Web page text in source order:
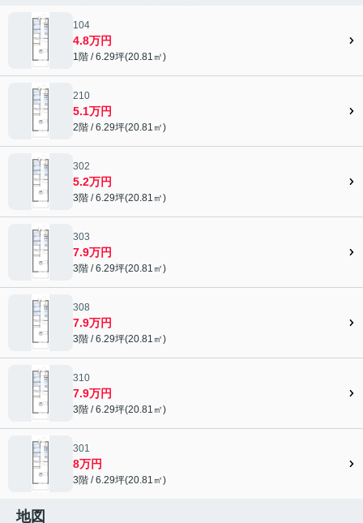
104
4.8万円
1階 / 6.29坪(20.81㎡)
210
5.1万円
2階 / 6.29坪(20.81㎡)
302
5.2万円
3階 / 6.29坪(20.81㎡)
303
7.9万円
3階 / 6.29坪(20.81㎡)
308
7.9万円
3階 / 6.29坪(20.81㎡)
310
7.9万円
3階 / 6.29坪(20.81㎡)
301
8万円
3階 / 6.29坪(20.81㎡)
地図